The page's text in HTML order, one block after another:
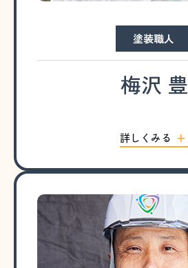
塗装職人
梅沢 豊
詳しくみる